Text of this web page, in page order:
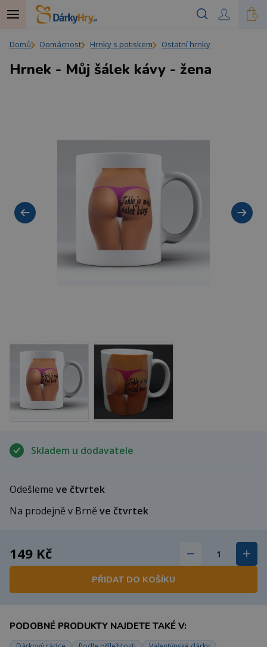
Domů Domácnost Hrnky s potiskem Ostatní hrnky
Skladem u dodavatele
Odešleme ve čtvrtek
Na prodejně v Brně ve čtvrtek
149 Kč
PŘIDAT DO KOŠÍKU
PODOBNÉ PRODUKTY NAJDETE TAKÉ V:
Hrnek - Můj šálek kávy - žena